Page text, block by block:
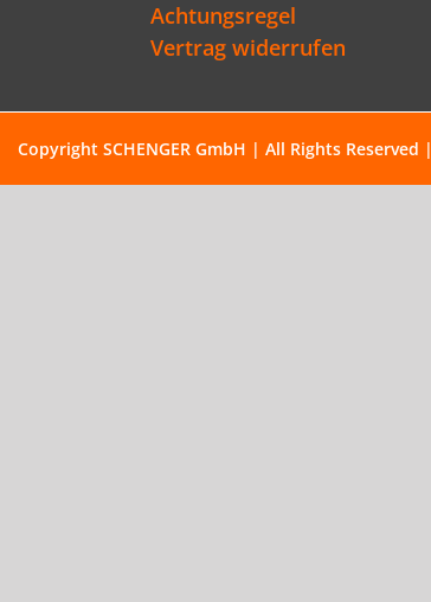
Achtungsregel
Vertrag widerrufen
Copyright SCHENGER GmbH | All Rights Reserved |